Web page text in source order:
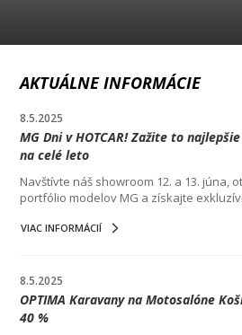
AKTUÁLNE INFORMÁCIE
8.5.2025
MG Dni v HOTCAR! Zažite to
na celé leto
Navštívte náš showroom 12. a 13. júna,
portfólio modelov MG a získajte
VIAC INFORMÁCIÍ
8.5.2025
OPTIMA Karavany na Motosalóne
40 %